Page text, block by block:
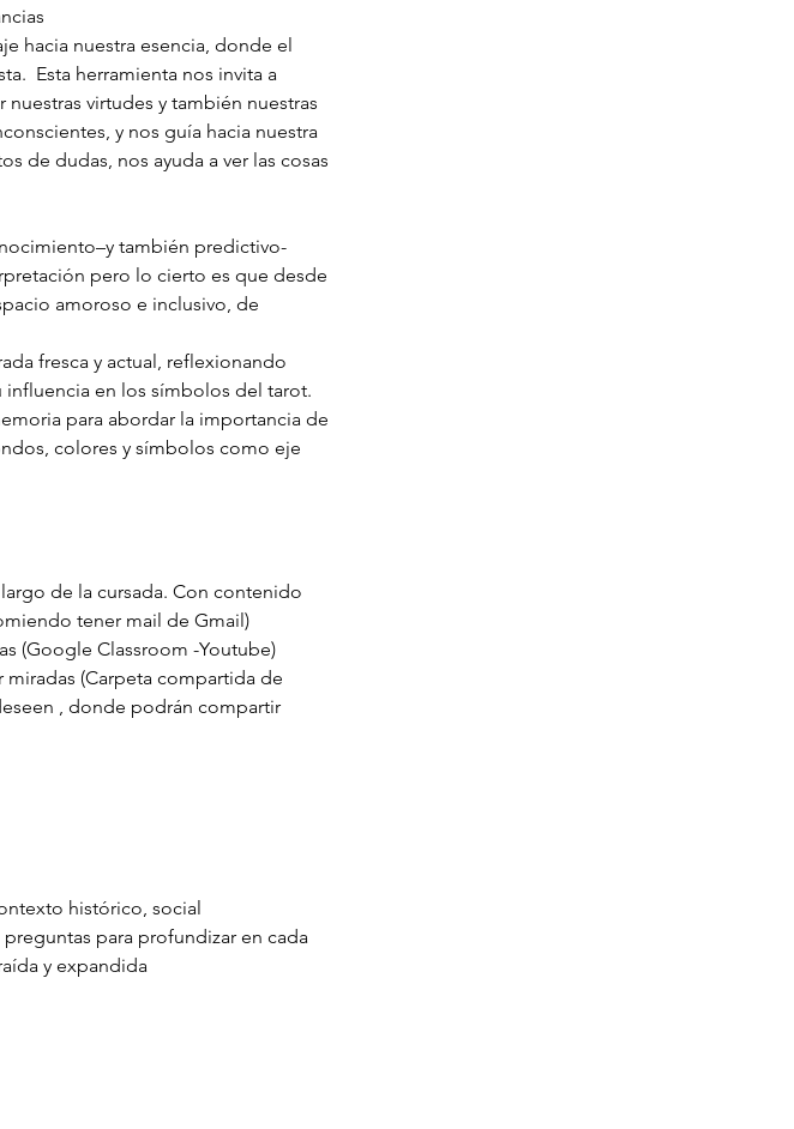
hacia nuestra esencia, donde el
Esta herramienta nos invita a
virtudes y también nuestras
y nos guía hacia nuestra
de dudas, nos ayuda a ver las cosas
también predictivo-
pero lo cierto es que desde
amoroso e inclusivo, de
fresca y actual, reflexionando
en los símbolos del tarot.
para abordar la importancia de
colores y símbolos como eje
de la cursada. Con contenido
tener mail de Gmail)
(Google Classroom -Youtube)
(Carpeta compartida de
, donde podrán compartir
histórico, social
para profundizar en cada
y expandida